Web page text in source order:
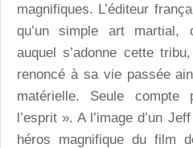
magnifiques. L’éditeur
qu’un simple art martial,
auquel s’adonne cette
renoncé à sa vie passée
matérielle. Seule
l’esprit ». A l’image d’un
héros magnifique du film